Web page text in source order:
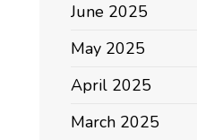
June 2025
May 2025
April 2025
March 2025